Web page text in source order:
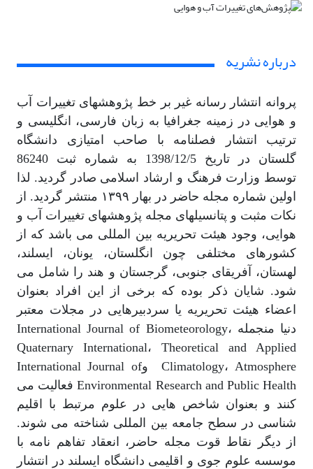
درباره نشریه
پروانه انتشار رسانه غیر بر خط پژوهشهای تغییرات آب
و هوایی در زمینه جغرافیا به زبان فارسی، انگلیسی و
ترتیب انتشار فصلنامه با صاحب امتیازی دانشگاه
گلستان در تاریخ 1398/12/5 به شماره ثبت 86240
توسط وزارت فرهنگ و ارشاد اسلامی صادر گردید. لذا
اولین شماره مجله حاضر در بهار ۱۳۹۹ منتشر گردید. از
نکات مثبت و پتانسیلهای مجله پژوهشهای تغییرات آب و
هوایی، وجود هیئت تحریریه بین المللی می باشد که از
کشورهای مختلفی چون انگلستان، یونان، ایسلند،
لهستان، آفریقای جنوبی، گرجستان و هند را شامل می
شود. شایان ذکر بوده که برخی از این افراد بعنوان
اعضاء هیئت تحریریه یا سردبیرهایی در مجلات معتبر
دنیا منجمله International Journal of Biometeorology،
Quaternary International، Theoretical and Applied
Climatology، Atmosphere و
International Journal of
Environmental Research and Public Health فعالیت می
کنند و بعنوان شاخص هایی در علوم مرتبط با اقلیم
شناسی در سطح جامعه بین المللی شناخته می شوند.
از دیگر نقاط قوت مجله حاضر، انعقاد تفاهم نامه با
موسسه علوم جوی و اقلیمی دانشگاه ایسلند در انتشار